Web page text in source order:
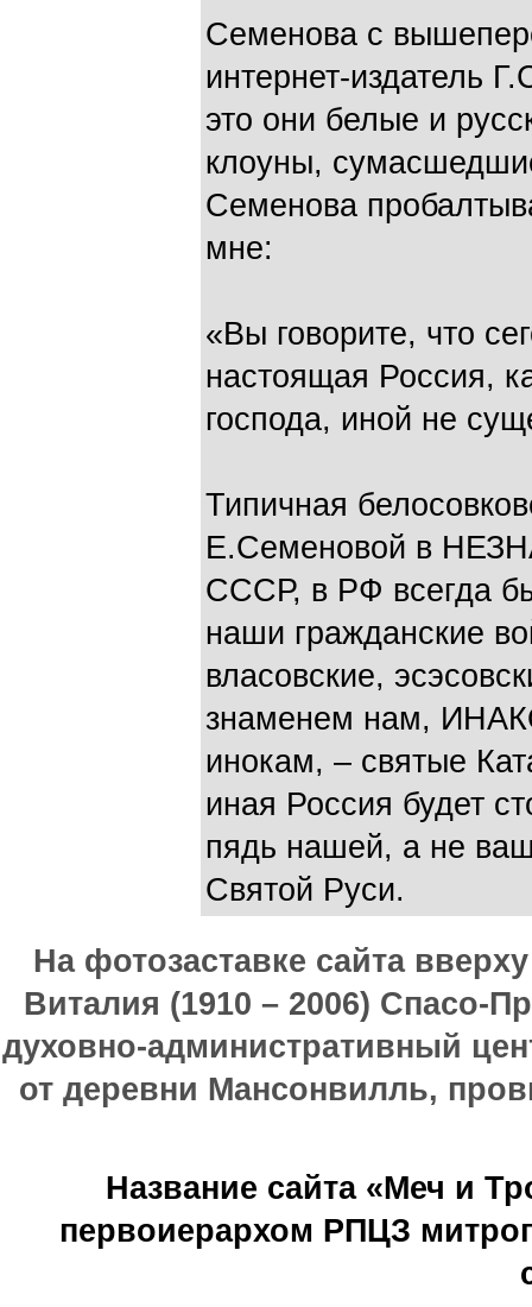
Семенова с
интернет-издатель
это они белые и
клоуны,
Семенова
мне:
«Вы говорите, что
настоящая Россия,
господа, иной не
Типичная
Е.Семеновой в
СССР, в РФ всегда
наши гражданские
власовские,
знаменем нам,
инокам, – святые
иная Россия будет
пядь нашей, а не
Святой Руси.
На фотозаставке сайта
Виталия (1910 – 2006) Спасо-
духовно-административный
от деревни Мансонвилль,
Название сайта «Меч и
первоиерархом РПЦЗ